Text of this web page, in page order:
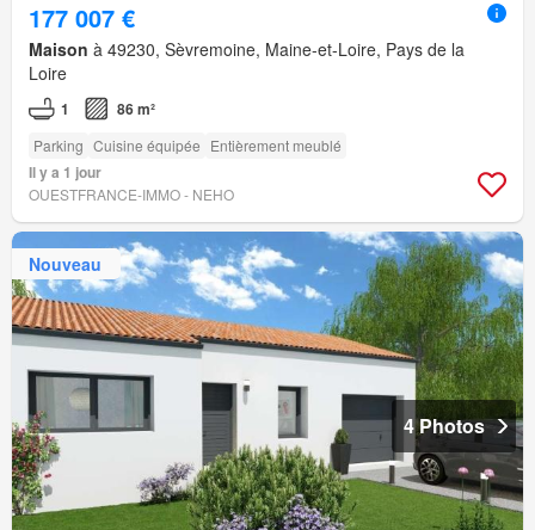
177 007 €
Maison à 49230, Sèvremoine, Maine-et-Loire, Pays de la
Loire
1 86 m²
Parking Cuisine équipée Entièrement meublé
Il y a 1 jour
OUESTFRANCE-IMMO - NEHO
Nouveau
4 Photos